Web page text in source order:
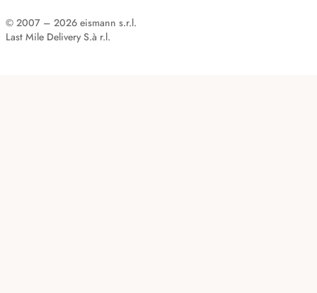
© 2007 – 2026 eismann s.r.l.
Last Mile Delivery S.à r.l.